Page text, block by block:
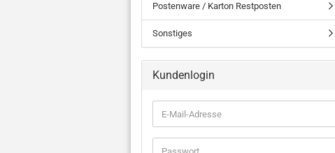
Postenware / Karton Restposten
Sonstiges
Kundenlogin